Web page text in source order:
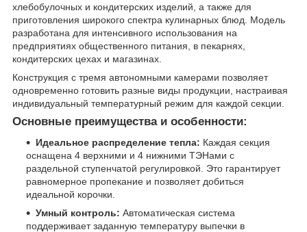
хлебобулочных и кондитерских изделий, а также для
приготовления широкого спектра кулинарных блюд. Модель
разработана для интенсивного использования на
предприятиях общественного питания, в пекарнях,
кондитерских цехах и магазинах.
Конструкция с тремя автономными камерами позволяет
одновременно готовить разные виды продукции, настраивая
индивидуальный температурный режим для каждой секции.
Основные преимущества и особенности:
Идеальное распределение тепла: Каждая секция
оснащена 4 верхними и 4 нижними ТЭНами с
раздельной ступенчатой регулировкой. Это гарантирует
равномерное пропекание и позволяет добиться
идеальной корочки.
Умный контроль: Автоматическая система
поддерживает заданную температуру выпечки в